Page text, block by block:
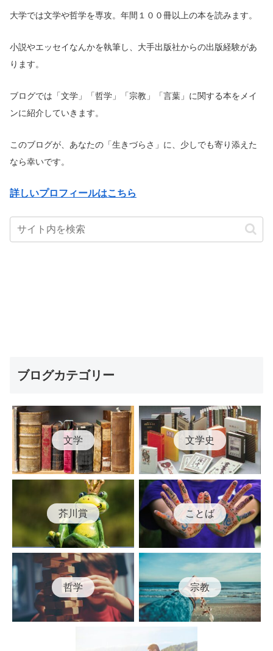
大学では文学や哲学を専攻。年間１００冊以上の本を読みます。
小説やエッセイなんかを執筆し、大手出版社からの出版経験があ
ります。
ブログでは「文学」「哲学」「宗教」「言葉」に関する本をメイ
ンに紹介していきます。
このブログが、あなたの「生きづらさ」に、少しでも寄り添えた
なら幸いです。
詳しいプロフィールはこちら
ブログカテゴリー
文学 文学史
芥川賞 ことば
哲学 宗教